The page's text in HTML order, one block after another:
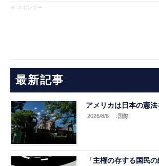
※ スポンサー
最新記事
アメリカは日本の憲
2026/8/8 .国際
「主権の存する国民